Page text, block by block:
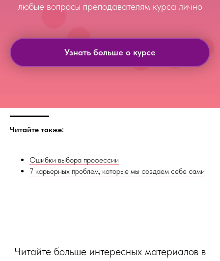
любые вопросы преподавателям курса лично
Узнать больше о курсе
Читайте также:
Ошибки выбора профессии
7 карьерных проблем, которые мы создаем себе сами
Читайте больше интересных материалов в